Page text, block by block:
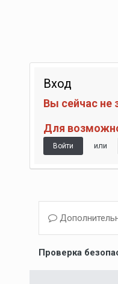
Вход
Вы сейчас не
Для
Войти или
Проверка